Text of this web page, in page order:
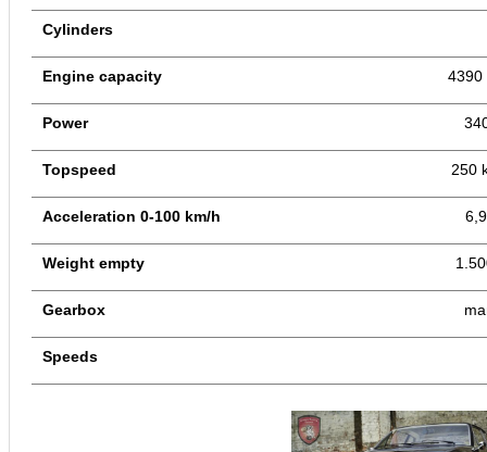
Cylinders
Engine capacity 4390
Power
Topspeed 250
Acceleration 0-100 km/h
Weight empty
Gearbox
Speeds